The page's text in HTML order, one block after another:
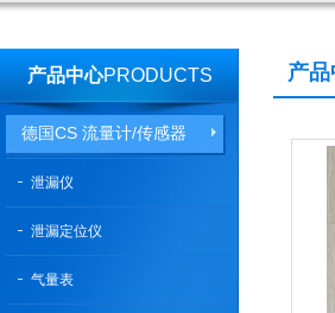
产品中心PRODUCTS
德国CS 流量计/传感器
泄漏仪
泄漏定位仪
气量表
产